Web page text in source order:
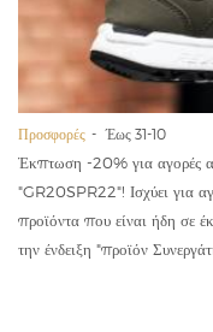
Προσφορές Έως 31-10
Έκπτωση -20% για αγορές
"GR20SPR22"! Ισχύει για
προϊόντα που είναι ήδη σε
την ένδειξη "προϊόν